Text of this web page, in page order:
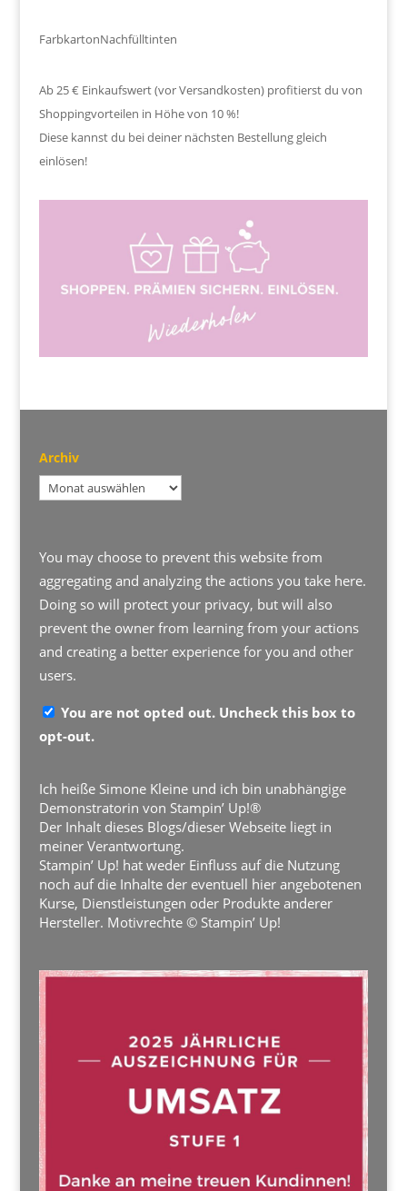
FarbkartonNachfülltinten
Ab 25 € Einkaufswert (vor Versandkosten) profitierst du von
Shoppingvorteilen in Höhe von 10 %!
Diese kannst du bei deiner nächsten Bestellung gleich
einlösen!
Archiv
Archiv
You may choose to prevent this website from
aggregating and analyzing the actions you take here.
Doing so will protect your privacy, but will also
prevent the owner from learning from your actions
and creating a better experience for you and other
users.
You are not opted out. Uncheck this box to
opt-out.
Ich heiße Simone Kleine und ich bin unabhängige
Demonstratorin von Stampin’ Up!®
Der Inhalt dieses Blogs/dieser Webseite liegt in
meiner Verantwortung.
Stampin’ Up! hat weder Einfluss auf die Nutzung
noch auf die Inhalte der eventuell hier angebotenen
Kurse, Dienstleistungen oder Produkte anderer
Hersteller. Motivrechte © Stampin’ Up!